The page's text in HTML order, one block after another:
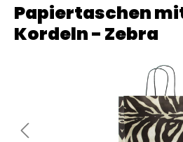
Papiertaschen
Kordeln - Zebra